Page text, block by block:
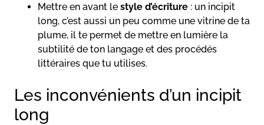
Mettre en avant le style d’écriture : un incipit
long, c’est aussi un peu comme une vitrine de ta
plume, il te permet de mettre en lumière la
subtilité de ton langage et des procédés
littéraires que tu utilises.
Les inconvénients d’un incipit
long